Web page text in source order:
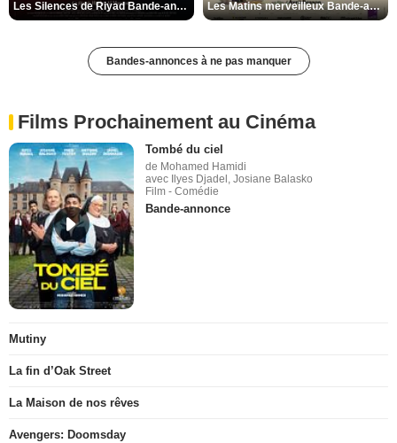
Les Silences de Riyad Bande-annonce VO STFR Les Matins merveilleux Bande-annonce VF
Bandes-annonces à ne pas manquer
Films Prochainement au Cinéma
Tombé du ciel
de Mohamed Hamidi
avec Ilyes Djadel, Josiane Balasko
Film - Comédie
Bande-annonce
Mutiny
La fin d’Oak Street
La Maison de nos rêves
Avengers: Doomsday